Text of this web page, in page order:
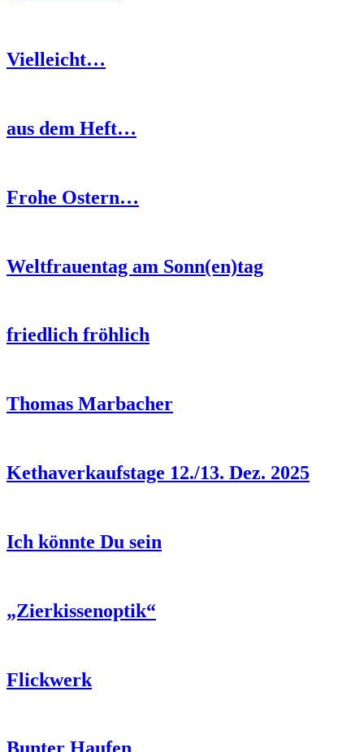
Vielleicht…
aus dem Heft…
Frohe Ostern…
Weltfrauentag am Sonn(en)tag
friedlich fröhlich
Thomas Marbacher
Kethaverkaufstage 12./13. Dez. 2025
Ich könnte Du sein
„Zierkissenoptik“
Flickwerk